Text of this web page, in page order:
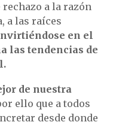
a la razón
a las raíces
en el
las tendencias de
de nuestra
ello que a todos
desde donde